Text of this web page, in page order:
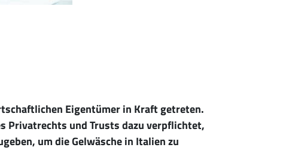
Eigentümer in Kraft getreten.
Privatrechts und Trusts dazu verpflichtet,
um die Gelwäsche in Italien zu